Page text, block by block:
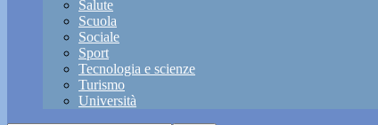
Salute
Scuola
Sociale
Sport
Tecnologia e scienze
Turismo
Università